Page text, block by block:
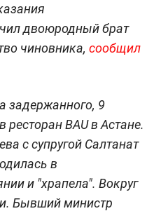
двоюродный брат
чиновника, сообщил
задержанного, 9
ресторан BAU в Астане.
с супругой Салтанат
в
и "храпела". Вокруг
Бывший министр